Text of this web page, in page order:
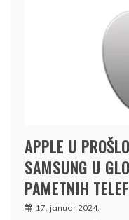
APPLE U
SAMSUNG U
PAMETNIH
17. januar 2024.